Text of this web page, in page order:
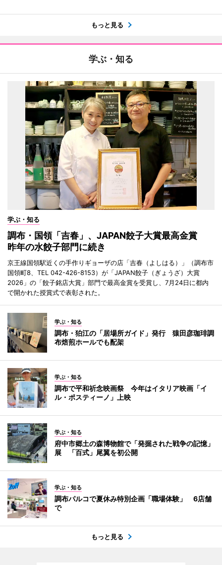
もっと見る
学ぶ・知る
学ぶ・知る
調布・国領「吉春」、JAPAN餃子大賞最高金賞
昨年の水餃子部門に続き
京王線国領駅近くの手作りギョーザの店「吉春（よしはる）」（調布市
国領町8、TEL 042-426-8153）が「JAPAN餃子（ぎょうざ）大賞
2026」の「餃子銘店大賞」部門で最高金賞を受賞し、7月24日に都内
で開かれた授賞式で表彰された。
学ぶ・知る
調布・狛江の「居場所ガイド」発行 猿田彦珈琲調
布焙煎ホールでも配架
学ぶ・知る
調布で平和祈念映画祭 今年はイタリア映画「イ
ル・ポスティーノ」上映
学ぶ・知る
府中市郷土の森博物館で「発掘された戦争の記憶」
展 「百式」尾翼を初公開
学ぶ・知る
調布パルコで夏休み特別企画「職場体験」 6店舗
で
もっと見る